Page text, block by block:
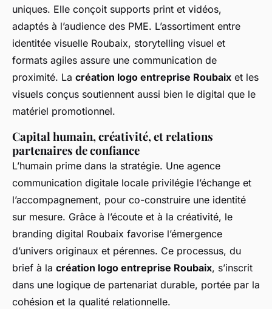
uniques. Elle conçoit supports print et vidéos,
adaptés à l’audience des PME. L’assortiment entre
identitée visuelle Roubaix, storytelling visuel et
formats agiles assure une communication de
proximité. La création logo entreprise Roubaix et les
visuels conçus soutiennent aussi bien le digital que le
matériel promotionnel.
Capital humain, créativité, et relations
partenaires de confiance
L’humain prime dans la stratégie. Une agence
communication digitale locale privilégie l’échange et
l’accompagnement, pour co-construire une identité
sur mesure. Grâce à l’écoute et à la créativité, le
branding digital Roubaix favorise l’émergence
d’univers originaux et pérennes. Ce processus, du
brief à la création logo entreprise Roubaix, s’inscrit
dans une logique de partenariat durable, portée par la
cohésion et la qualité relationnelle.